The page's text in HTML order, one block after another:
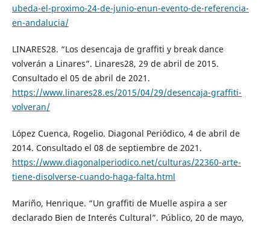
ubeda-el-proximo-24-de-junio-enun-evento-de-referencia-
en-andalucia/
LINARES28. “Los desencaja de graffiti y break dance
volverán a Linares”. Linares28, 29 de abril de 2015.
Consultado el 05 de abril de 2021.
https://www.linares28.es/2015/04/29/desencaja-graffiti-
volveran/
López Cuenca, Rogelio. Diagonal Periódico, 4 de abril de
2014. Consultado el 08 de septiembre de 2021.
https://www.diagonalperiodico.net/culturas/22360-arte-
tiene-disolverse-cuando-haga-falta.html
Mariño, Henrique. “Un graffiti de Muelle aspira a ser
declarado Bien de Interés Cultural”. Público, 20 de mayo,